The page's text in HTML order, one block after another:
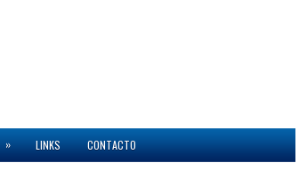
» LINKS CONTACTO